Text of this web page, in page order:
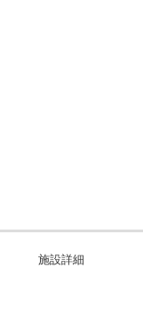
施設詳細